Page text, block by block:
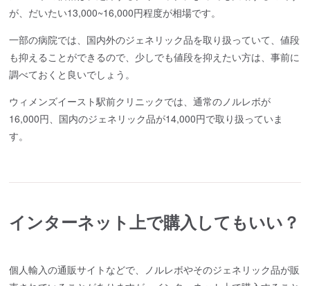
が、だいたい13,000~16,000円程度が相場です。
一部の病院では、国内外のジェネリック品を取り扱っていて、値段
も抑えることができるので、少しでも値段を抑えたい方は、事前に
調べておくと良いでしょう。
ウィメンズイースト駅前クリニックでは、通常のノルレボが
16,000円、国内のジェネリック品が14,000円で取り扱っていま
す。
インターネット上で購入してもいい？
個人輸入の通販サイトなどで、ノルレボやそのジェネリック品が販